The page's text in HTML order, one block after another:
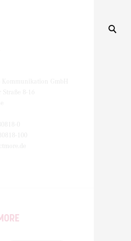
Kommunikation GmbH
Straße 8-16
0
100